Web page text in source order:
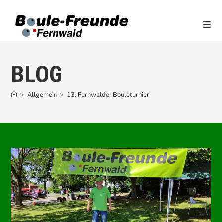
Inhalt
springen
BLOG
> Allgemein > 13. Fernwalder Bouleturnier